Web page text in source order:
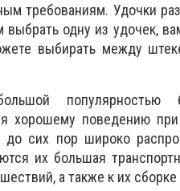
требованиям. Удочки
одну из удочек,
выбирать между
популярностью
хорошему поведению
до сих пор широко
их большая
а также к их сборке